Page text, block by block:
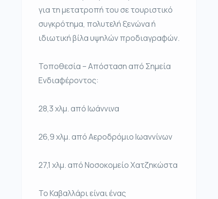
για τη μετατροπή του σε τουριστικό
συγκρότημα, πολυτελή ξενώνα ή
ιδιωτική βίλα υψηλών προδιαγραφών.
Τοποθεσία – Απόσταση από Σημεία
Ενδιαφέροντος:
28,3 χλμ. από Ιωάννινα
26,9 χλμ. από Αεροδρόμιο Ιωαννίνων
27,1 χλμ. από Νοσοκομείο Χατζηκώστα
Το Καβαλλάρι είναι ένας